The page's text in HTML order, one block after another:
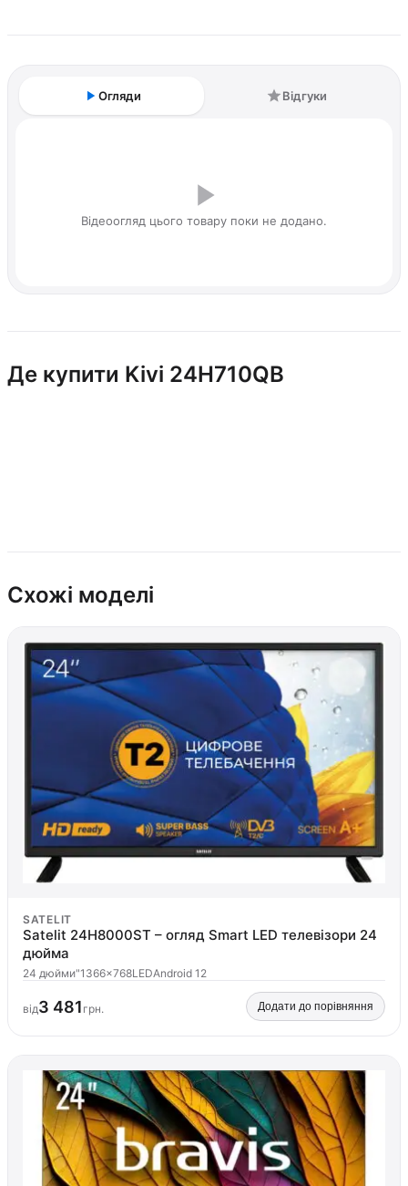
Огляди Відгуки
Відеоогляд цього товару поки не додано.
Де купити Kivi 24H710QB
Схожі моделі
SATELIT
Satelit 24H8000ST – огляд Smart LED телевізори 24
дюйма
24 дюйми"1366×768LEDAndroid 12
від3 481 грн. Додати до порівняння